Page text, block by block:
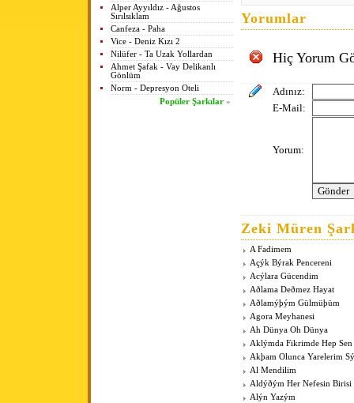
Alper Ayyıldız - Ağustos
Sırılsıklam
Canfeza - Paha
Vice - Deniz Kızı 2
Nilüfer - Ta Uzak Yollardan
Ahmet Şafak - Vay Delikanlı
Gönlüm
Norm - Depresyon Oteli
Popüler Şarkılar »
Yorumlar
Hiç Yorum
Adınız:
E-Mail:
Yorum:
Zeki Müren
A Fadimem
Açýk Býrak Pencereni
Acýlara Gücendim
Aðlama Deðmez Hayat
Aðlamýþým Gülmüþüm
Agora Meyhanesi
Ah Dünya Oh Dünya
Aklýmda Fikrimde Hep Sen
Akþam Olunca Yarelerim
Al Mendilim
Aldýðým Her Nefesin Birisi
Alýn Yazým